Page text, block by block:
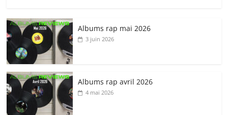
Albums rap mai 2026
3 juin 2026
Albums rap avril 2026
4 mai 2026